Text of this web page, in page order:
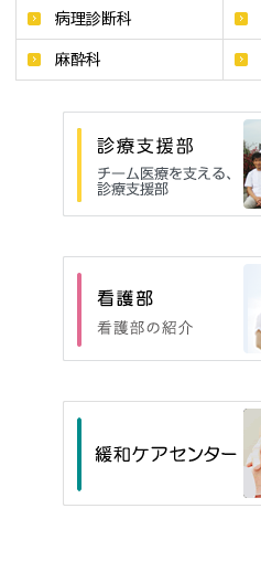
病理診断科
麻酔科